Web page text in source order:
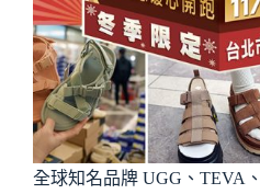
全球知名品牌 UGG、TEVA